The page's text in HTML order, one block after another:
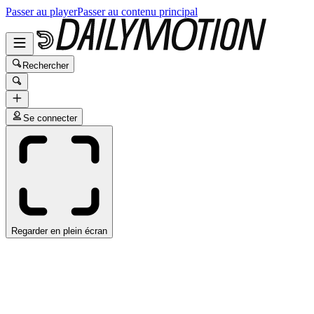
Passer au playerPasser au contenu principal
Rechercher
Se connecter
Regarder en plein écran